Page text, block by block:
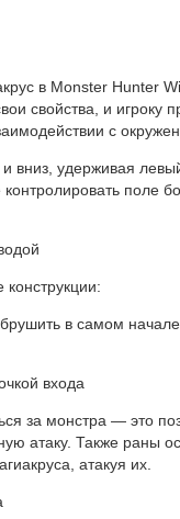
в Monster Hunter
свойства, и игроку
с
вниз, удерживая
поле
в самом
входа
за монстра — это
атаку. Также раны
атакуя их.